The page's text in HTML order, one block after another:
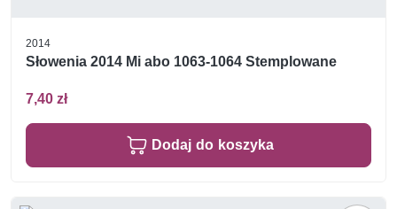
2014
Słowenia 2014 Mi abo 1063-1064 Stemplowane
7,40 zł
Dodaj do koszyka